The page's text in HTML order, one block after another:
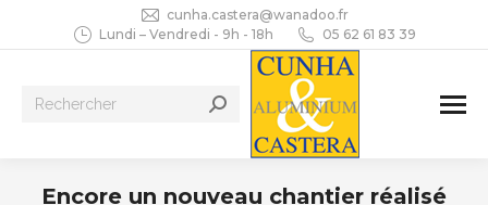
cunha.castera@wanadoo.fr
Lundi – Vendredi - 9h - 18h
05 62 61 83 39
Recherche
Encore un nouveau chantier réalisé